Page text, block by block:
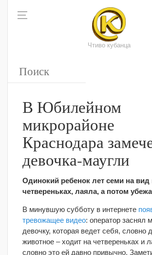
Чтиво кубанца
В Юбилейном
микрорайоне
Краснодара
девочка-маугли
Одинокий ребенок лет семи на вид
четвереньках, лаяла, а потом
В минувшую субботу в интернете
тревожащее видео: оператор заснял
девочку, которая ведет себя, словно
животное – ходит на четвереньках и
словно это ей давно привычно.